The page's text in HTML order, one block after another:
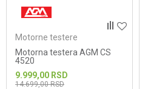
Motorne testere
Motorna testera AGM CS
4520
9.999,00 RSD
14.699,00RSD